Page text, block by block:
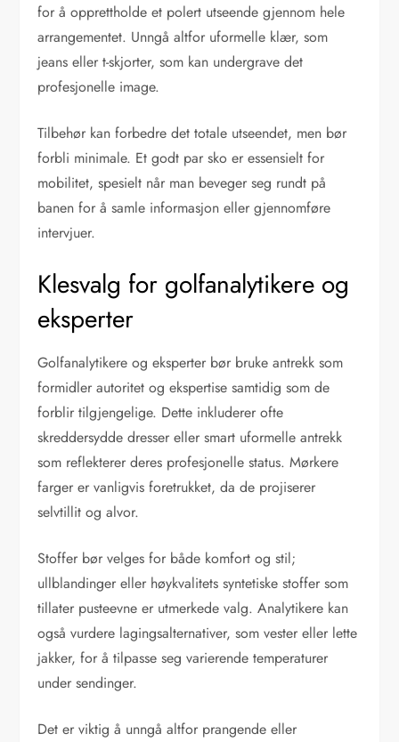
for å opprettholde et polert utseende gjennom hele
arrangementet. Unngå altfor uformelle klær, som
jeans eller t-skjorter, som kan undergrave det
profesjonelle image.
Tilbehør kan forbedre det totale utseendet, men bør
forbli minimale. Et godt par sko er essensielt for
mobilitet, spesielt når man beveger seg rundt på
banen for å samle informasjon eller gjennomføre
intervjuer.
Klesvalg for golfanalytikere og
eksperter
Golfanalytikere og eksperter bør bruke antrekk som
formidler autoritet og ekspertise samtidig som de
forblir tilgjengelige. Dette inkluderer ofte
skreddersydde dresser eller smart uformelle antrekk
som reflekterer deres profesjonelle status. Mørkere
farger er vanligvis foretrukket, da de projiserer
selvtillit og alvor.
Stoffer bør velges for både komfort og stil;
ullblandinger eller høykvalitets syntetiske stoffer som
tillater pusteevne er utmerkede valg. Analytikere kan
også vurdere lagingsalternativer, som vester eller lette
jakker, for å tilpasse seg varierende temperaturer
under sendinger.
Det er viktig å unngå altfor prangende eller